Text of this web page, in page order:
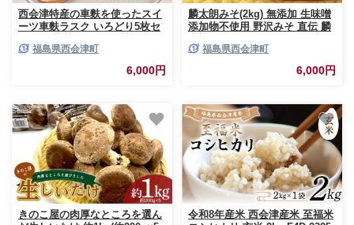
西会津特産の車麩を使ったスイ
ーツ車麩ラスク いろどり5枚セ
県 西会津町 食品 F4D-2181
福島県西会津町
6,000円
麟太朗みそ(2kg) 無添加 生味噌
添加物不使用 野沢みそ 直伝 麟
発酵食品 調味料 食品 F4D-0081
福島県西会津町
6,000円
きのこ屋の肉厚なところを選ん
令和8年産米 西会津産米 至福米